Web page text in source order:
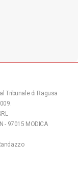
Tribunale di Ragusa
- 97015 MODICA